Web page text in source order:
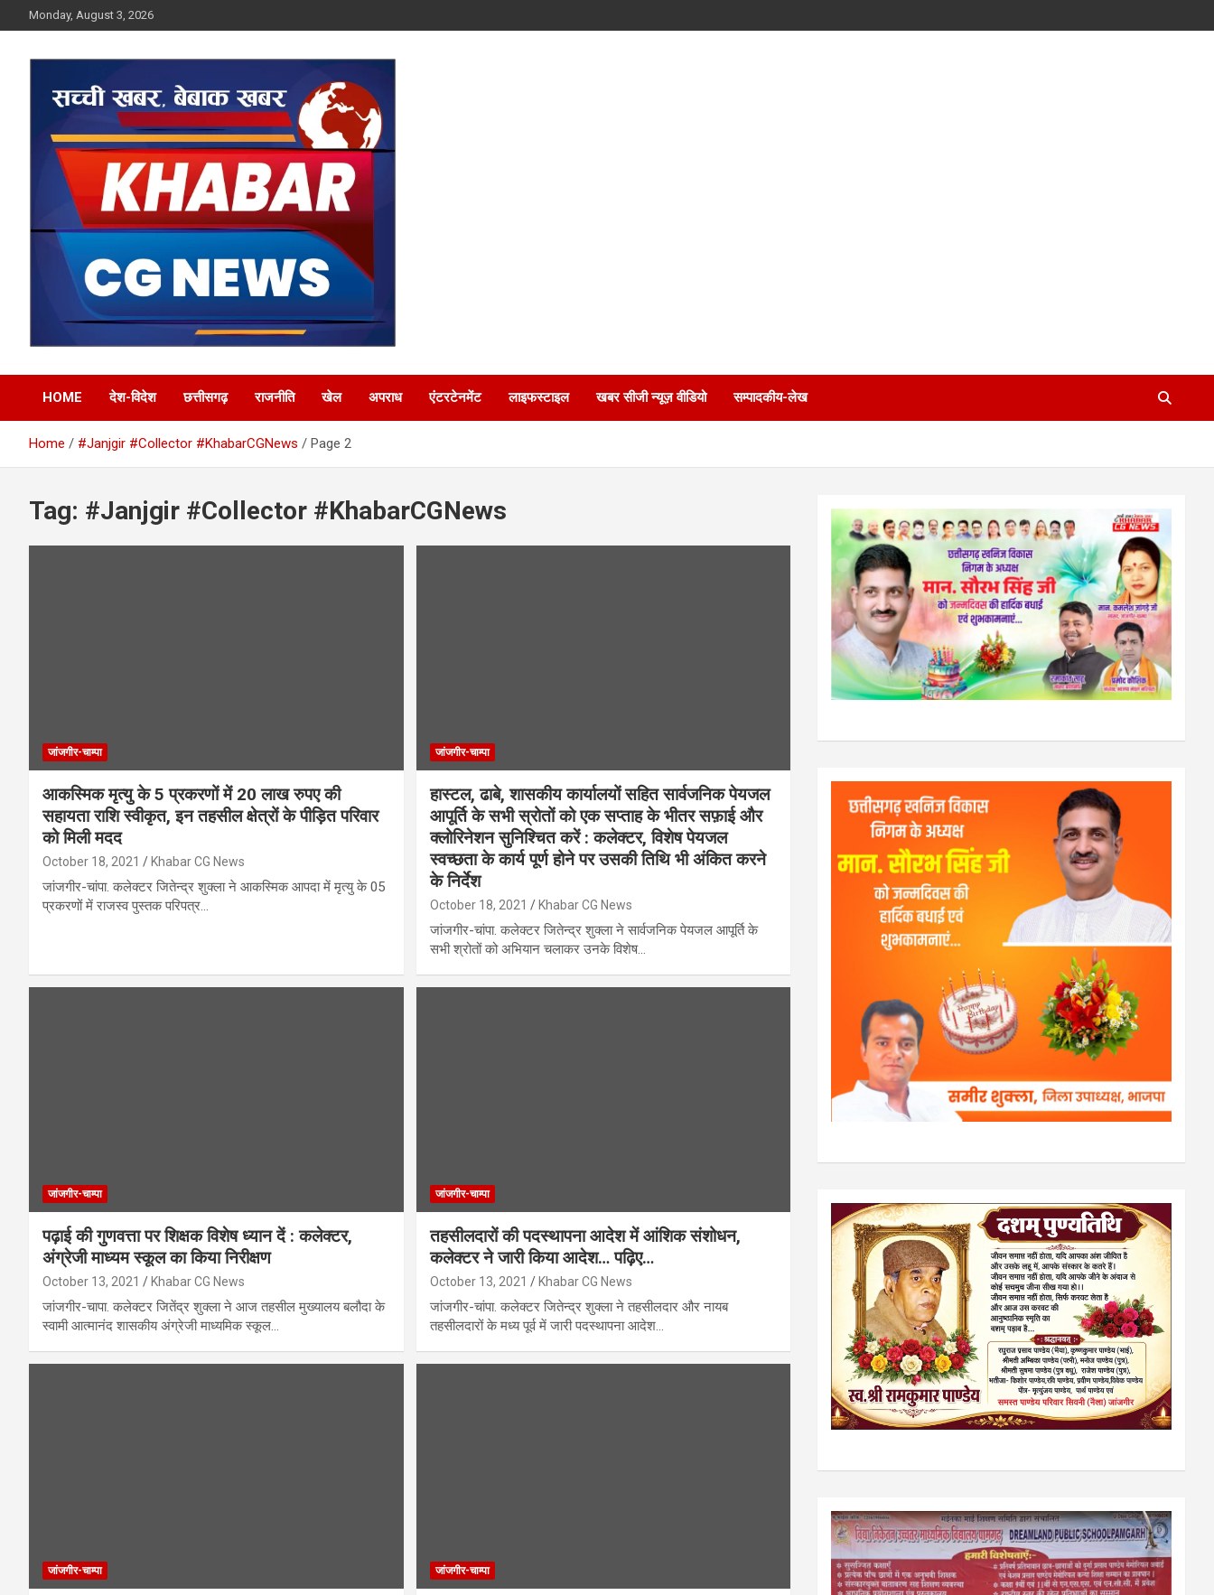
to
Monday, August 3, 2026
Khabar CG News
HOME देश-विदेश छत्तीसगढ़ राजनीति खेल अपराध एंटरटेनमेंट लाइफस्टाइल खबर सीजी न्यूज़ वीडियो सम्पादकीय-लेख
Home #Janjgir #Collector #KhabarCGNews Page 2
Tag: #Janjgir #Collector #KhabarCGNews
जांजगीर-चाम्पा
आकस्मिक मृत्यु के 5 प्रकरणों में 20 लाख रुपए की
सहायता राशि स्वीकृत, इन तहसील क्षेत्रों के पीड़ित परिवार
को मिली मदद
October 18, 2021 Khabar CG News
जांजगीर-चांपा. कलेक्टर जितेन्द्र शुक्ला ने आकस्मिक आपदा में मृत्यु के 05
प्रकरणों में राजस्व पुस्तक परिपत्र…
जांजगीर-चाम्पा
हास्टल, ढाबे, शासकीय कार्यालयों सहित सार्वजनिक पेयजल
आपूर्ति के सभी स्रोतों को एक सप्ताह के भीतर सफ़ाई और
क्लोरिनेशन सुनिश्चित करें : कलेक्टर, विशेष पेयजल
स्वच्छता के कार्य पूर्ण होने पर उसकी तिथि भी अंकित करने
के निर्देश
October 18, 2021 Khabar CG News
जांजगीर-चांपा. कलेक्टर जितेन्द्र शुक्ला ने सार्वजनिक पेयजल आपूर्ति के
सभी श्रोतों को अभियान चलाकर उनके विशेष…
जांजगीर-चाम्पा
पढ़ाई की गुणवत्ता पर शिक्षक विशेष ध्यान दें : कलेक्टर,
अंग्रेजी माध्यम स्कूल का किया निरीक्षण
October 13, 2021 Khabar CG News
जांजगीर-चापा. कलेक्टर जितेंद्र शुक्ला ने आज तहसील मुख्यालय बलौदा के
स्वामी आत्मानंद शासकीय अंग्रेजी माध्यमिक स्कूल…
जांजगीर-चाम्पा
तहसीलदारों की पदस्थापना आदेश में आंशिक संशोधन,
कलेक्टर ने जारी किया आदेश… पढ़िए…
October 13, 2021 Khabar CG News
जांजगीर-चांपा. कलेक्टर जितेन्द्र शुक्ला ने तहसीलदार और नायब
तहसीलदारों के मध्य पूर्व में जारी पदस्थापना आदेश…
जांजगीर-चाम्पा जांजगीर-चाम्पा